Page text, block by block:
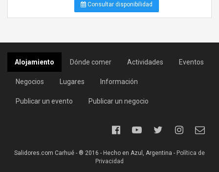
Consultar disponibilidad
Alojamiento Dónde comer Actividades Eventos
Negocios Lugares Información
Publicar un evento Publicar un negocio
Salidores.com Carhué - ® 2016 - Hecho en Azul, Argentina - Política de
Privacidad